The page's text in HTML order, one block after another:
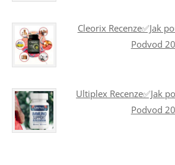
Cleorix Recenze✅Jak
Podvod
Ultiplex Recenze✅Jak
Podvod